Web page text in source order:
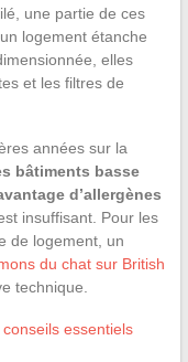
une partie de ces
logement étanche
elles
et les filtres de
années sur la
bâtiments basse
d’allergènes
insuffisant. Pour les
de logement, un
du chat sur British
technique.
essentiels